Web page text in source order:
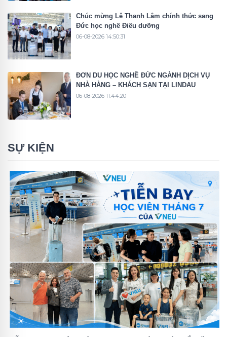
Chúc mừng Lê Thanh Lâm chính thức sang
Đức học nghề Điều dưỡng
06-08-2026 14:50:31
ĐƠN DU HỌC NGHỀ ĐỨC NGÀNH DỊCH VỤ
NHÀ HÀNG – KHÁCH SẠN TẠI LINDAU
06-08-2026 11:44:20
SỰ KIỆN